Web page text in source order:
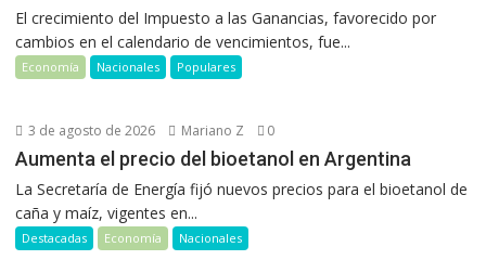
El crecimiento del Impuesto a las Ganancias, favorecido por
cambios en el calendario de vencimientos, fue...
Economía Nacionales Populares
3 de agosto de 2026 Mariano Z 0
Aumenta el precio del bioetanol en Argentina
La Secretaría de Energía fijó nuevos precios para el bioetanol de
caña y maíz, vigentes en...
Destacadas Economía Nacionales